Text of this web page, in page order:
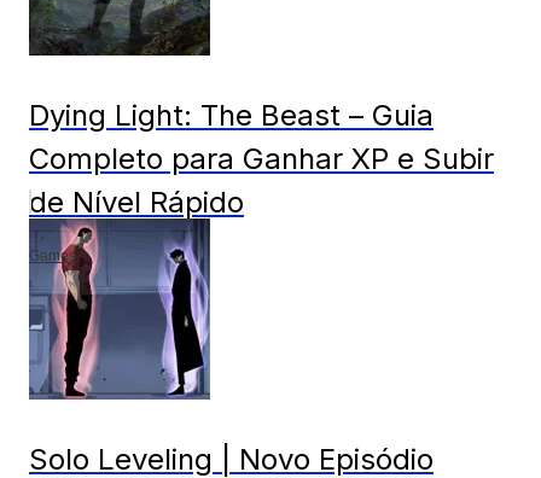
Dying Light: The Beast – Guia
Completo para Ganhar XP e Subir
de Nível Rápido
Games
Solo Leveling | Novo Episódio